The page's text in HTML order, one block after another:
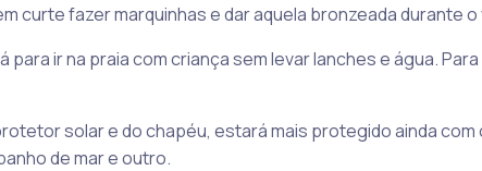
curte fazer marquinhas e dar aquela bronzeada durante o
para ir na praia com criança sem levar lanches e água.
solar e do chapéu, estará mais protegido ainda
de mar e outro.